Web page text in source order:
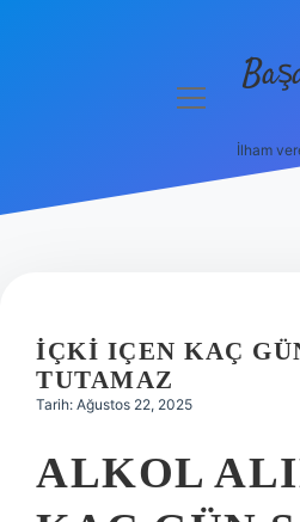
Hakkımızda
menüyü
İlham
İÇKI IÇEN KAÇ
TUTAMAZ
Tarih: Ağustos 22, 2025
ALKOL